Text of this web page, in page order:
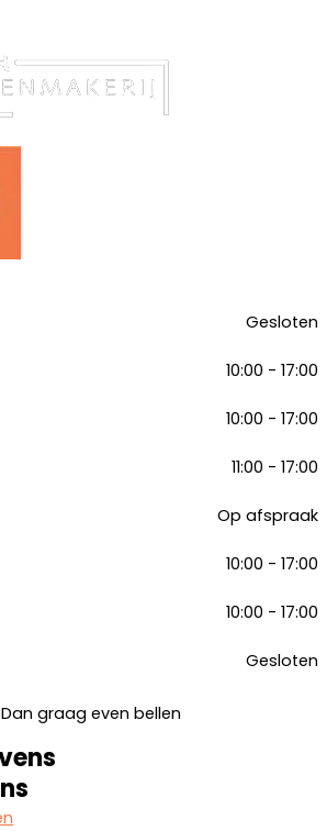
Gesloten
10:00 - 17:00
10:00 - 17:00
11:00 - 17:00
Op afspraak
10:00 - 17:00
10:00 - 17:00
Gesloten
graag even bellen